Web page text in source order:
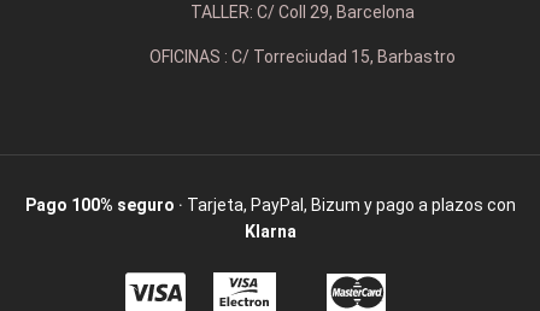
TALLER: C/ Coll 29, Barcelona
OFICINAS : C/ Torreciudad 15, Barbastro
Pago 100% seguro · Tarjeta, PayPal, Bizum y pago a plazos con
Klarna